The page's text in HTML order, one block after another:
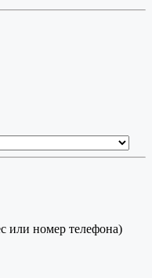
или номер телефона)